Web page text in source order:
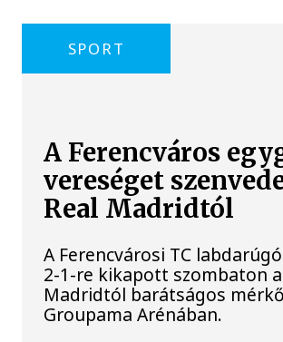
SPORT
A Ferencváros
vereséget
Real Madridtól
A Ferencvárosi TC
2-1-re kikapott szombaton a
Madridtól barátságos
Groupama Arénában.